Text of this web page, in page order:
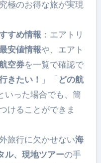
極のお得な旅が実現
すめ情報 ：エアトリ
安値情報や、エアト
空券を一覧で確認で
きたい！ 」「どの航
いった場合でも、簡
けることができま
旅行に欠かせない海
ル、現地ツアーの手